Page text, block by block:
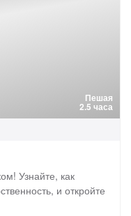
Пешая
2.5 часа
Узнайте, как
и откройте